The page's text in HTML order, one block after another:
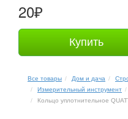
20₽
Купить
Все товары Дом и дача
Измерительный инструмент
Кольцо уплотнительное